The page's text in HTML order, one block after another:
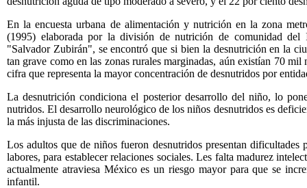
En la encuesta urbana de alimentación y nutrición en la zona
(1995) elaborada por la división de nutrición de comunidad
"Salvador Zubirán", se encontró que si bien la desnutrición en la
tan grave como en las zonas rurales marginadas, aún existían 70
cifra que representa la mayor concentración de desnutridos por
La desnutrición condiciona el posterior desarrollo del niño, lo
nutridos. El desarrollo neurológico de los niños desnutridos es
la más injusta de las discriminaciones.
Los adultos que de niños fueron desnutridos presentan dificultades
labores, para establecer relaciones sociales. Les falta madurez
actualmente atraviesa México es un riesgo mayor para que se
infantil.